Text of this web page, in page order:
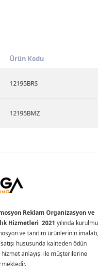
Ürün Kodu
12195BRS
12195BMZ
Reklam Organizasyon ve
Hizmetleri 2021 yılında
ve tanıtım ürünlerinin imalatı,
hususunda kaliteden ödün
anlayışı ile müşterilerine